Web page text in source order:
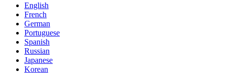
English
French
German
Portuguese
Spanish
Russian
Japanese
Korean